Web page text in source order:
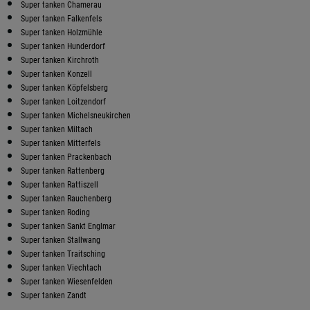
Super tanken Chamerau
Super tanken Falkenfels
Super tanken Holzmühle
Super tanken Hunderdorf
Super tanken Kirchroth
Super tanken Konzell
Super tanken Köpfelsberg
Super tanken Loitzendorf
Super tanken Michelsneukirchen
Super tanken Miltach
Super tanken Mitterfels
Super tanken Prackenbach
Super tanken Rattenberg
Super tanken Rattiszell
Super tanken Rauchenberg
Super tanken Roding
Super tanken Sankt Englmar
Super tanken Stallwang
Super tanken Traitsching
Super tanken Viechtach
Super tanken Wiesenfelden
Super tanken Zandt